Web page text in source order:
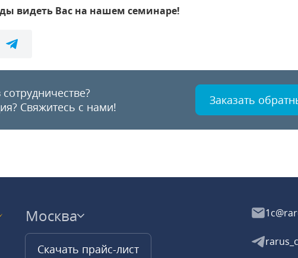
видеть Вас на нашем семинаре!
Свяжитесь с нами! Заказать
Москва
Скачать прайс-лист